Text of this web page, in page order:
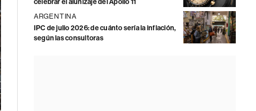
celebrar el alunizaje del Apollo 11
ARGENTINA
IPC de julio 2026: de cuánto sería la inflación,
según las consultoras